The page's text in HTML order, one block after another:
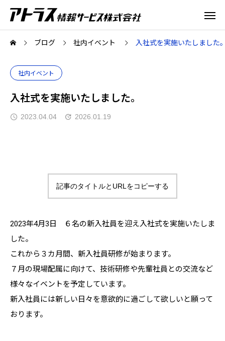
ブログ 社内イベント 入社式を実施いたしました
社内イベント
入社式を実施いたしました。
2023.04.04 2026.01.19
記事のタイトルとURLをコピーする
2023年4月3日 ６名の新入社員を迎え入社式を実施いたしま
した。
これから３カ月間、新入社員研修が始まります。
７月の現場配属に向けて、技術研修や先輩社員との交流など
様々なイベントを予定しています。
新入社員には新しい日々を意欲的に過ごして欲しいと願って
おります。